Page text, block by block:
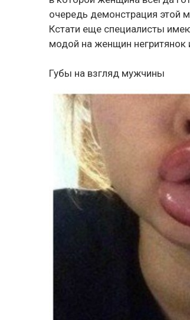
очередь демонстрация этой
Кстати еще специалисты
модой на женщин негритянок
Губы на взгляд мужчины